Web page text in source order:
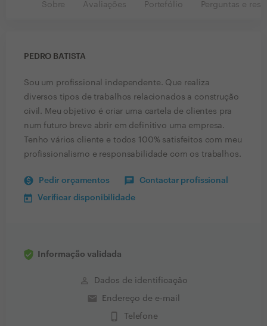
Sobre Avaliações Portefólio Perguntas e
PEDRO BATISTA
Sou um profissional independente. Que realiza
diversos tipos de trabalhos relacionados a construção
civil. Meu objetivo é criar uma cartela de clientes pra
num futuro breve abrir em definitivo uma empresa.
Tenho vários cliente e todos 100% satisfeitos com meu
profissionalismo e responsabilidade com os trabalhos.
Pedir orçamentos Contactar profissional
Verificar disponibilidade
Informação validada
perm_identity Dados de identificação
email Endereço de e-mail
phone_iphone Telefone